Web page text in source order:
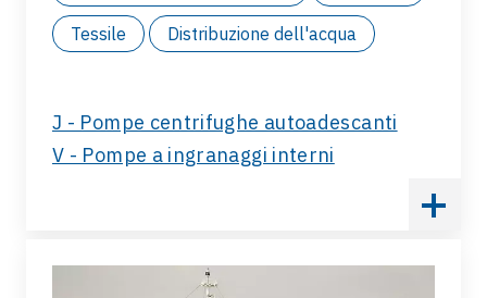
Tessile Distribuzione dell'acqua
J - Pompe centrifughe autoadescanti
V - Pompe a ingranaggi interni